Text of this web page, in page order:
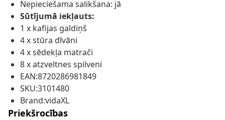
Nepieciešama salikšana: jā
Sūtījumā iekļauts:
1 x kafijas galdiņš
4 x stūra dīvāni
4 x sēdekļa matrači
8 x atzveltnes spilveni
EAN:8720286981849
SKU:3101480
Brand:vidaXL
Priekšrocības